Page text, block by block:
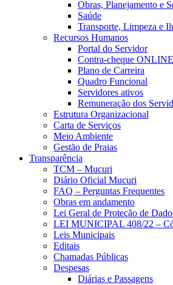
Obras, Planejamento e
Saúde
Transporte, Limpeza e
Recursos Humanos
Portal do Servidor
Contra-cheque ONLINE
Plano de Carreira
Quadro Funcional
Servidores ativos
Remuneração dos
Estrutura Organizacional
Carta de Serviços
Meio Ambiente
Gestão de Praias
Transparência
TCM – Mucuri
Diário Oficial Mucuri
FAQ – Perguntas Frequentes
Obras em andamento
Lei Geral de Proteção de
LEI MUNICIPAL 408/22 –
Leis Municipais
Editais
Chamadas Públicas
Despesas
Diárias e Passagens